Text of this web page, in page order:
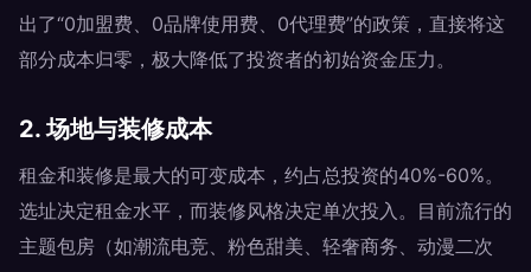
出了“0加盟费、0品牌使用费、0代理费”的政策，直接将这
部分成本归零，极大降低了投资者的初始资金压力。
2. 场地与装修成本
租金和装修是最大的可变成本，约占总投资的40%-60%。
选址决定租金水平，而装修风格决定单次投入。目前流行的
主题包房（如潮流电竞、粉色甜美、轻奢商务、动漫二次